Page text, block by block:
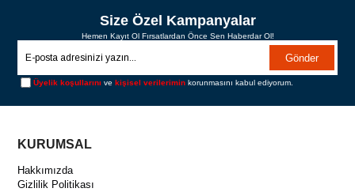
Size Özel Kampanyalar
Hemen Kayıt Ol Fırsatlardan Önce Sen Haberdar Ol!
Gönder
Üyelik koşullarını vekişisel verilerimin korunmasını kabul ediyorum.
KURUMSAL
Hakkımızda
Gizlilik Politikası